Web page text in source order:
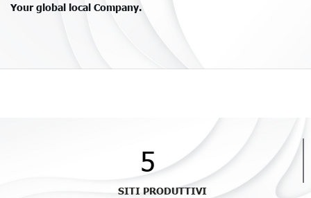
Your global local Company.
5
SITI PRODUTTIVI